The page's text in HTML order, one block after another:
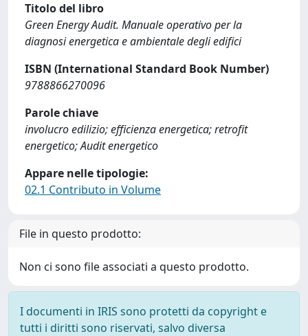
Titolo del libro
Green Energy Audit. Manuale operativo per la
diagnosi energetica e ambientale degli edifici
ISBN (International Standard Book Number)
9788866270096
Parole chiave
involucro edilizio; efficienza energetica; retrofit
energetico; Audit energetico
Appare nelle tipologie:
02.1 Contributo in Volume
File in questo prodotto:
Non ci sono file associati a questo prodotto.
I documenti in IRIS sono protetti da copyright e
tutti i diritti sono riservati, salvo diversa